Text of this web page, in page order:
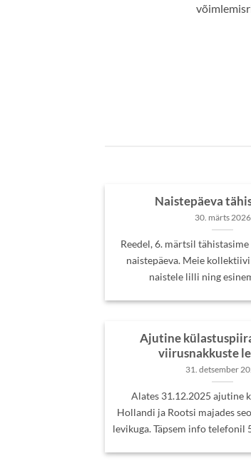
Naistepäeva
30. märts 2026
Reedel, 6. märtsil
naistepäeva. Meie
naistele lilli ning
Ajutine
viirusnakkuste
31. detsember
Alates 31.12.2025 ajutine
Hollandi ja Rootsi majades
levikuga. Täpsem info telefonil